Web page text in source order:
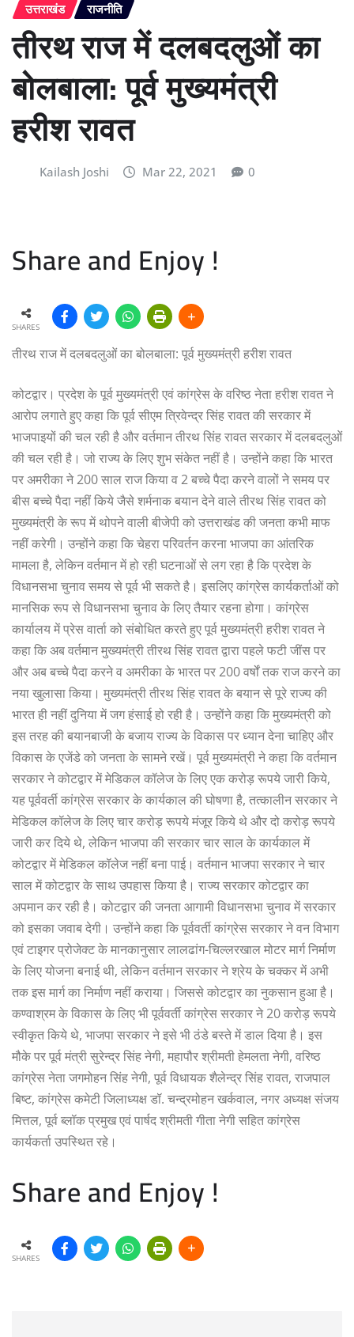
उत्तराखंड राजनीति
तीरथ राज में दलबदलुओं का
बोलबाला: पूर्व मुख्यमंत्री
हरीश रावत
Kailash Joshi Mar 22, 2021 0
Share and Enjoy !
SHARES
तीरथ राज में दलबदलुओं का बोलबाला: पूर्व मुख्यमंत्री हरीश रावत
कोटद्वार। प्रदेश के पूर्व मुख्यमंत्री एवं कांग्रेस के वरिष्ठ नेता हरीश रावत ने
आरोप लगाते हुए कहा कि पूर्व सीएम त्रिवेन्द्र सिंह रावत की सरकार में
भाजपाइयों की चल रही है और वर्तमान तीरथ सिंह रावत सरकार में दलबदलुओं
की चल रही है। जो राज्य के लिए शुभ संकेत नहीं है। उन्होंने कहा कि भारत
पर अमरीका ने 200 साल राज किया व 2 बच्चे पैदा करने वालों ने समय पर
बीस बच्चे पैदा नहीं किये जैसे शर्मनाक बयान देने वाले तीरथ सिंह रावत को
मुख्यमंत्री के रूप में थोपने वाली बीजेपी को उत्तराखंड की जनता कभी माफ
नहीं करेगी। उन्होंने कहा कि चेहरा परिवर्तन करना भाजपा का आंतरिक
मामला है, लेकिन वर्तमान में हो रही घटनाओं से लग रहा है कि प्रदेश के
विधानसभा चुनाव समय से पूर्व भी सकते है। इसलिए कांग्रेस कार्यकर्ताओं को
मानसिक रूप से विधानसभा चुनाव के लिए तैयार रहना होगा। कांग्रेस
कार्यालय में प्रेस वार्ता को संबोधित करते हुए पूर्व मुख्यमंत्री हरीश रावत ने
कहा कि अब वर्तमान मुख्यमंत्री तीरथ सिंह रावत द्वारा पहले फटी जींस पर
और अब बच्चे पैदा करने व अमरीका के भारत पर 200 वर्षों तक राज करने का
नया खुलासा किया। मुख्यमंत्री तीरथ सिंह रावत के बयान से पूरे राज्य की
भारत ही नहीं दुनिया में जग हंसाई हो रही है। उन्होंने कहा कि मुख्यमंत्री को
इस तरह की बयानबाजी के बजाय राज्य के विकास पर ध्यान देना चाहिए और
विकास के एजेंडे को जनता के सामने रखें। पूर्व मुख्यमंत्री ने कहा कि वर्तमान
सरकार ने कोटद्वार में मेडिकल कॉलेज के लिए एक करोड़ रूपये जारी किये,
यह पूर्ववर्ती कांग्रेस सरकार के कार्यकाल की घोषणा है, तत्कालीन सरकार ने
मेडिकल कॉलेज के लिए चार करोड़ रूपये मंजूर किये थे और दो करोड़ रूपये
जारी कर दिये थे, लेकिन भाजपा की सरकार चार साल के कार्यकाल में
कोटद्वार में मेडिकल कॉलेज नहीं बना पाई। वर्तमान भाजपा सरकार ने चार
साल में कोटद्वार के साथ उपहास किया है। राज्य सरकार कोटद्वार का
अपमान कर रही है। कोटद्वार की जनता आगामी विधानसभा चुनाव में सरकार
को इसका जवाब देगी। उन्होंने कहा कि पूर्ववर्ती कांग्रेस सरकार ने वन विभाग
एवं टाइगर प्रोजेक्ट के मानकानुसार लालढांग-चिल्लरखाल मोटर मार्ग निर्माण
के लिए योजना बनाई थी, लेकिन वर्तमान सरकार ने श्रेय के चक्कर में अभी
तक इस मार्ग का निर्माण नहीं कराया। जिससे कोटद्वार का नुकसान हुआ है।
कण्वाश्रम के विकास के लिए भी पूर्ववर्ती कांग्रेस सरकार ने 20 करोड़ रूपये
स्वीकृत किये थे, भाजपा सरकार ने इसे भी ठंडे बस्ते में डाल दिया है। इस
मौके पर पूर्व मंत्री सुरेन्द्र सिंह नेगी, महापौर श्रीमती हेमलता नेगी, वरिष्ठ
कांग्रेस नेता जगमोहन सिंह नेगी, पूर्व विधायक शैलेन्द्र सिंह रावत, राजपाल
बिष्ट, कांग्रेस कमेटी जिलाध्यक्ष डॉ. चन्द्रमोहन खर्कवाल, नगर अध्यक्ष संजय
मित्तल, पूर्व ब्लॉक प्रमुख एवं पार्षद श्रीमती गीता नेगी सहित कांग्रेस
कार्यकर्ता उपस्थित रहे।
Share and Enjoy !
SHARES